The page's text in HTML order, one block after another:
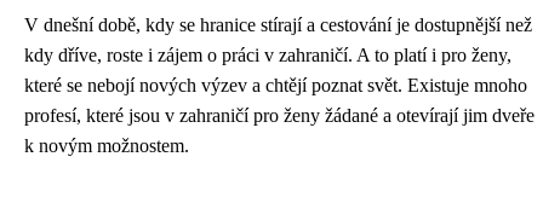
V dnešní době, kdy se hranice stírají a cestování je dostupnější než
kdy dříve, roste i zájem o práci v zahraničí. A to platí i pro ženy,
které se nebojí nových výzev a chtějí poznat svět. Existuje mnoho
profesí, které jsou v zahraničí pro ženy žádané a otevírají jim dveře
k novým možnostem.